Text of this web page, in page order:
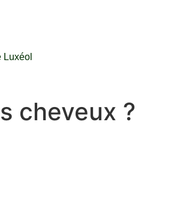
Luxéol
cheveux ?